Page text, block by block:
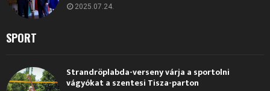
2025.07.24.
SPORT
Strandröplabda-verseny várja a sportolni
vágyókat a szentesi Tisza-parton